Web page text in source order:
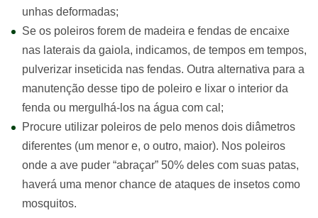
unhas deformadas;
Se os poleiros forem de madeira e fendas de encaixe
nas laterais da gaiola, indicamos, de tempos em tempos,
pulverizar inseticida nas fendas. Outra alternativa para a
manutenção desse tipo de poleiro e lixar o interior da
fenda ou mergulhá-los na água com cal;
Procure utilizar poleiros de pelo menos dois diâmetros
diferentes (um menor e, o outro, maior). Nos poleiros
onde a ave puder “abraçar” 50% deles com suas patas,
haverá uma menor chance de ataques de insetos como
mosquitos.